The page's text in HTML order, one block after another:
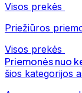
Visos prekės
Priežiūros
Visos prekės
Priemonės nuo
šios kategorijos